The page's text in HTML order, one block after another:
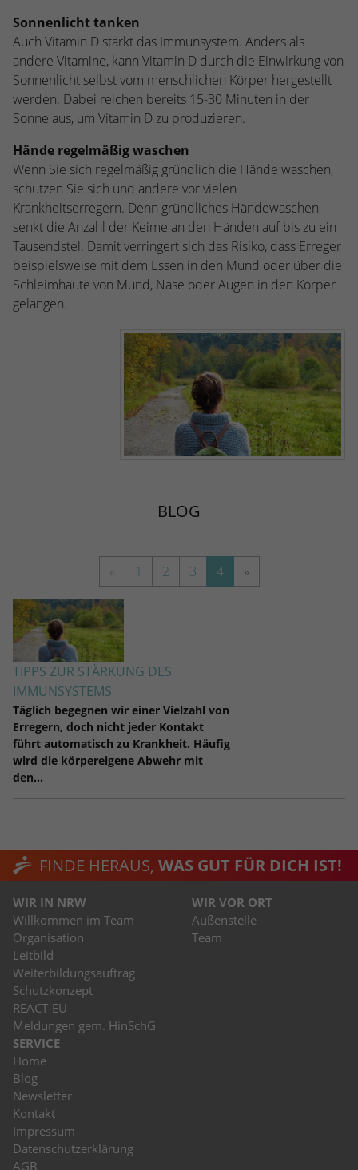
Sonnenlicht tanken
Auch Vitamin D stärkt das Immunsystem. Anders als
andere Vitamine, kann Vitamin D durch die Einwirkung von
Sonnenlicht selbst vom menschlichen Körper hergestellt
werden. Dabei reichen bereits 15-30 Minuten in der
Sonne aus, um Vitamin D zu produzieren.
Hände regelmäßig waschen
Wenn Sie sich regelmäßig gründlich die Hände waschen,
schützen Sie sich und andere vor vielen
Krankheitserregern. Denn gründliches Händewaschen
senkt die Anzahl der Keime an den Händen auf bis zu ein
Tausendstel. Damit verringert sich das Risiko, dass Erreger
beispielsweise mit dem Essen in den Mund oder über die
Schleimhäute von Mund, Nase oder Augen in den Körper
gelangen.
BLOG
« 1 2 3 4 »
TIPPS ZUR STÄRKUNG DES
IMMUNSYSTEMS
Täglich begegnen wir einer Vielzahl von
Erregern, doch nicht jeder Kontakt
führt automatisch zu Krankheit. Häufig
wird die körpereigene Abwehr mit
den…
FINDE HERAUS, WAS GUT FÜR DICH IST!
WIR IN NRW
Willkommen im Team
Organisation
Leitbild
Weiterbildungsauftrag
Schutzkonzept
REACT-EU
Meldungen gem. HinSchG
WIR VOR ORT
Außenstelle
Team
SERVICE
Home
Blog
Newsletter
Kontakt
Impressum
Datenschutzerklärung
AGB
Zweck
Besucher eine Website nutzen, und hilft
bei der Erstellung eines Analyseberichts
darüber, wie es der Website geht. Die
erhobenen Daten umfassen die Anzahl der
Besucher, die Quelle, aus der sie
stammen, und die Seiten in anonymisierter
Form.
Name _dc_gtm_UA-53600496-1
Anbieter Google Analytics
Laufzeit 1 Minute
Zweck
Dieser Cookie identifiziert die Besucher
nach Alter, Geschlecht oder Interessen
Anzeigenplatzierung zu vereinfachen.